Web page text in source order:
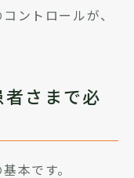
ントロールが、
さまで必
本です。